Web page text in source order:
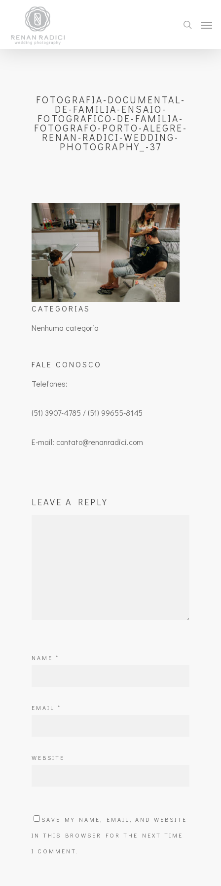
FOTOGRAFIA-DOCUMENTAL-
DE-FAMILIA-ENSAIO-
FOTOGRAFICO-DE-FAMILIA-
FOTOGRAFO-PORTO-ALEGRE-
RENAN-RADICI-WEDDING-
PHOTOGRAPHY_-37
CATEGORIAS
Nenhuma categoria
FALE CONOSCO
Telefones:
(51) 3907-4785 / (51) 99655-8145
E-mail: contato@renanradici.com
LEAVE A REPLY
NAME *
EMAIL *
WEBSITE
SAVE MY NAME, EMAIL, AND WEBSITE
IN THIS BROWSER FOR THE NEXT TIME
I COMMENT.